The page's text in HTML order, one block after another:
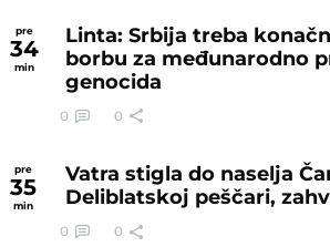
pre
34
min
Linta: Srbija treba
borbu za međunarodno
genocida
0 0
pre
35
min
Vatra stigla do naselja
Deliblatskoj peščari,
0 0